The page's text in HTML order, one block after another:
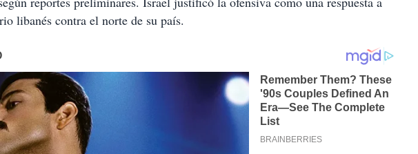
libanés contra el norte de su país.